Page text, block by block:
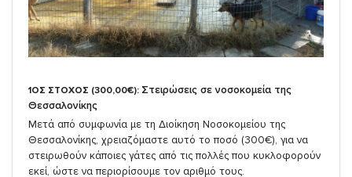
1ΟΣ ΣΤΟΧΟΣ (300,00€): Στειρώσεις σε νοσοκομεία της
Θεσσαλονίκης
Μετά από συμφωνία με τη Διοίκηση Νοσοκομείου της
Θεσσαλονίκης, χρειαζόμαστε αυτό το ποσό (300€), για να
στειρωθούν κάποιες γάτες από τις πολλές που κυκλοφορούν
εκεί, ώστε να περιορίσουμε τον αριθμό τους.